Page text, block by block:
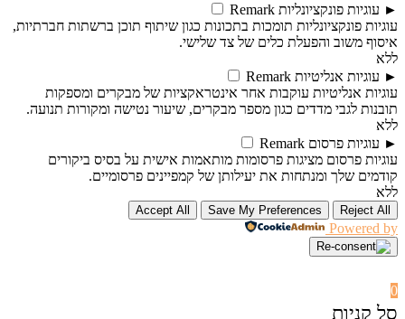
► עוגיות פונקציונליות Remark
עוגיות פונקציונליות תומכות בתכונות כגון שיתוף תוכן ברשתות חברתיות,
איסוף משוב והפעלת כלים של צד שלישי.
ללא
► עוגיות אנליטיות Remark
עוגיות אנליטיות עוקבות אחר אינטראקציות של מבקרים ומספקות
תובנות לגבי מדדים כגון מספר מבקרים, שיעור נטישה ומקורות תנועה.
ללא
► עוגיות פרסום Remark
עוגיות פרסום מציגות פרסומות מותאמות אישית על בסיס ביקורים
קודמים שלך ומנתחות את יעילותן של קמפיינים פרסומיים.
ללא
Reject All
Save My Preferences
Accept All
Powered by
0
סל קניות